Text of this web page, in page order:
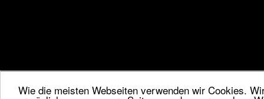
Wie die meisten Webseiten verwenden wir Cookies.